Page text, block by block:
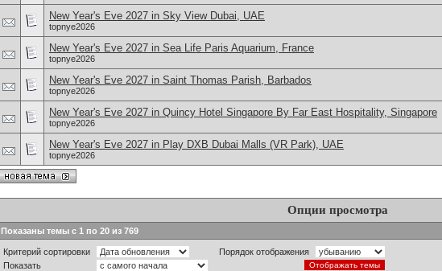
New Year's Eve 2027 in Sky View Dubai, UAE
topnye2026
New Year's Eve 2027 in Sea Life Paris Aquarium, France
topnye2026
New Year's Eve 2027 in Saint Thomas Parish, Barbados
topnye2026
New Year's Eve 2027 in Quincy Hotel Singapore By Far East Hospitality, Singapore
topnye2026
New Year's Eve 2027 in Play DXB Dubai Malls (VR Park), UAE
topnye2026
Опции просмотра
Показаны темы с 1 по 20 из 769
Критерий сортировки
Порядок отображения
Показать